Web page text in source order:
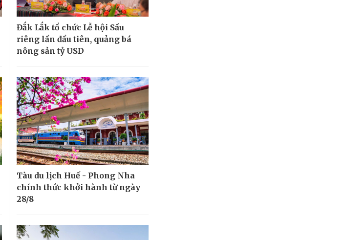
Đắk Lắk tổ chức Lễ hội Sầu
riêng lần đầu tiên, quảng bá
nông sản tỷ USD
Tàu du lịch Huế - Phong Nha
chính thức khởi hành từ ngày
28/8